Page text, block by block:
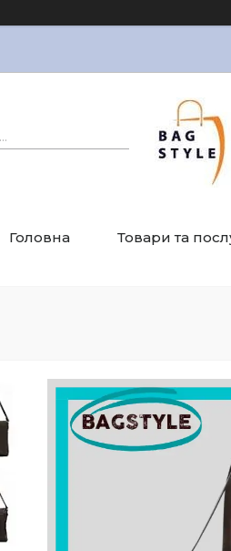
Головна Товари та